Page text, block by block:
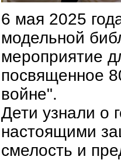
6 мая 2025
модельной
мероприятие
посвященное
войне".
Дети узнали о
настоящими
смелость и